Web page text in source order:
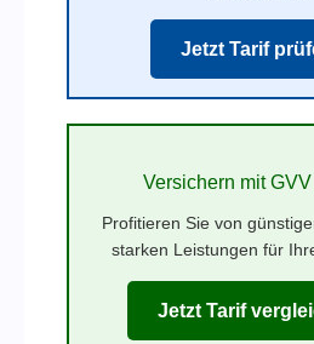
Jetzt Tarif
Versichern mit
Profitieren Sie von
starken Leistungen für
Jetzt Tarif